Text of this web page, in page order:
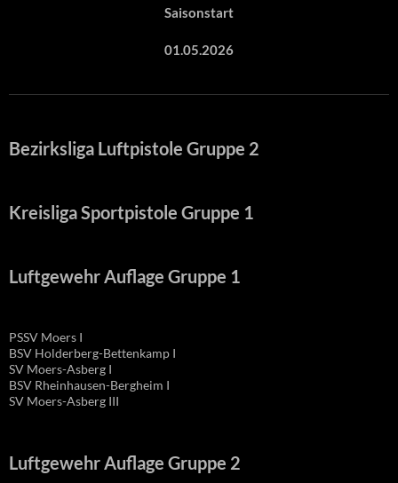
Saisonstart
01.05.2026
Bezirksliga Luftpistole Gruppe 2
Kreisliga Sportpistole Gruppe 1
Luftgewehr Auflage Gruppe 1
PSSV Moers I
BSV Holderberg-Bettenkamp I
SV Moers-Asberg I
BSV Rheinhausen-Bergheim I
SV Moers-Asberg III
Luftgewehr Auflage Gruppe 2